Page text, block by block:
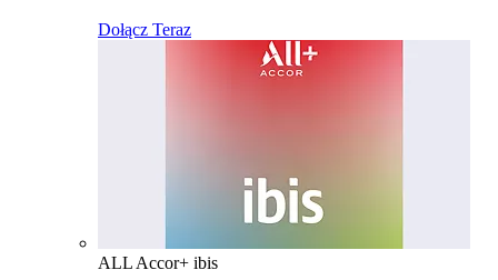
Dołącz Teraz
ALL Accor+ ibis